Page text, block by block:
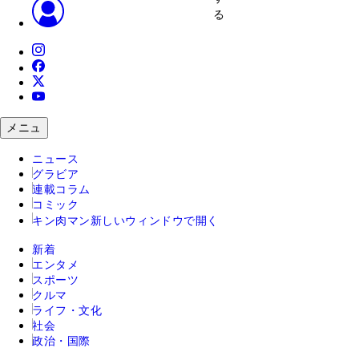
る
メニュ
ニュース
グラビア
連載コラム
コミック
キン肉マン 新しいウィンドウで開く
新着
エンタメ
スポーツ
クルマ
ライフ・文化
社会
政治・国際